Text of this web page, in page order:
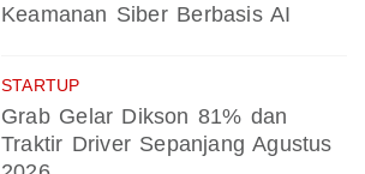
Keamanan Siber Berbasis AI
STARTUP
Grab Gelar Dikson 81% dan
Traktir Driver Sepanjang Agustus